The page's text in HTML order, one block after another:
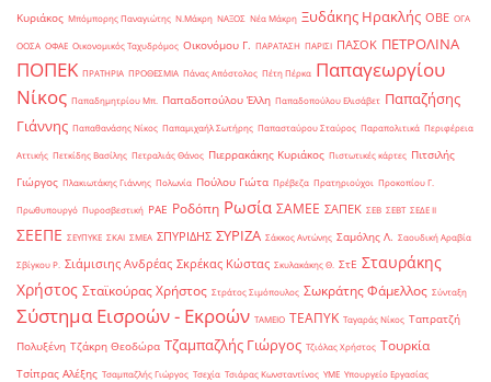
Κυριάκος Μπόμπορης Παναγιώτης Ν.Μάκρη ΝΑΞΟΣ Νέα Μάκρη Ξυδάκης Ηρακλής ΟΒΕ ΟΓΑ
ΟΟΣΑ ΟΦΑΕ Οικονομικός Ταχυδρόμος Οικονόμου Γ. ΠΑΡΑΤΑΣΗ ΠΑΡΙΣΙ ΠΑΣΟΚ ΠΕΤΡΟΛΙΝΑ
ΠΟΠΕΚ ΠΡΑΤΗΡΙΑ ΠΡΟΘΕΣΜΙΑ Πάνας Απόστολος Πέτη Πέρκα Παπαγεωργίου
Νίκος Παπαδημητρίου Μπ. Παπαδοπούλου Έλλη Παπαδοπούλου Ελισάβετ Παπαζήσης
Γιάννης Παπαθανάσης Νίκος Παπαμιχαήλ Σωτήρης Παπασταύρου Σταύρος Παραπολιτικά Περιφέρεια
Αττικής Πετκίδης Βασίλης Πετραλιάς Θάνος Πιερρακάκης Κυριάκος Πιστωτικές κάρτες Πιτσιλής
Γιώργος Πλακιωτάκης Γιάννης Πολωνία Πούλου Γιώτα Πρέβεζα Πρατηριούχοι Προκοπίου Γ.
Πρωθυπουργό Πυροσβεστική ΡΑΕ Ροδόπη Ρωσία ΣΑΜΕΕ ΣΑΠΕΚ ΣΕΒ ΣΕΒΤ ΣΕΔΕ ΙΙ
ΣΕΕΠΕ ΣΕΥΠΥΚΕ ΣΚΑΙ ΣΜΕΑ ΣΠΥΡΙΔΗΣ ΣΥΡΙΖΑ Σάκκος Αντώνης Σαμόλης Λ. Σαουδική Αραβία
Σβίγκου Ρ. Σιάμισιης Ανδρέας Σκρέκας Κώστας Σκυλακάκης Θ. ΣτΕ Σταυράκης
Χρήστος Σταϊκούρας Χρήστος Στράτος Σιμόπουλος Σωκράτης Φάμελλος Σύνταξη
Σύστημα Εισροών - Εκροών ΤΑΜΕΙΟ ΤΕΑΠΥΚ Ταγαράς Νίκος Ταπρατζή
Πολυξένη Τζάκρη Θεοδώρα Τζαμπαζλής Γιώργος Τζιόλας Χρήστος Τουρκία
Τσίπρας Αλέξης Τσαμπαζλής Γιώργος Τσεχία Τσιάρας Κωνσταντίνος ΥΜΕ Υπουργείο Εργασίας